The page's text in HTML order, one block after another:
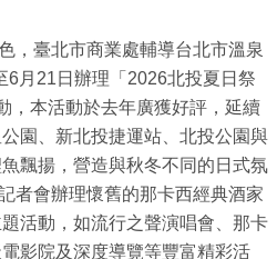
臺北市商業處輔導台北市溫泉
6月21日辦理「2026北投夏日祭
，本活動於去年廣獲好評，延續
園、新北投捷運站、北投公園與
飄揚，營造與秋冬不同的日式氛
者會辦理懷舊的那卡西經典酒家
活動，如流行之聲演唱會、那卡
影院及深度導覽等豐富精彩活